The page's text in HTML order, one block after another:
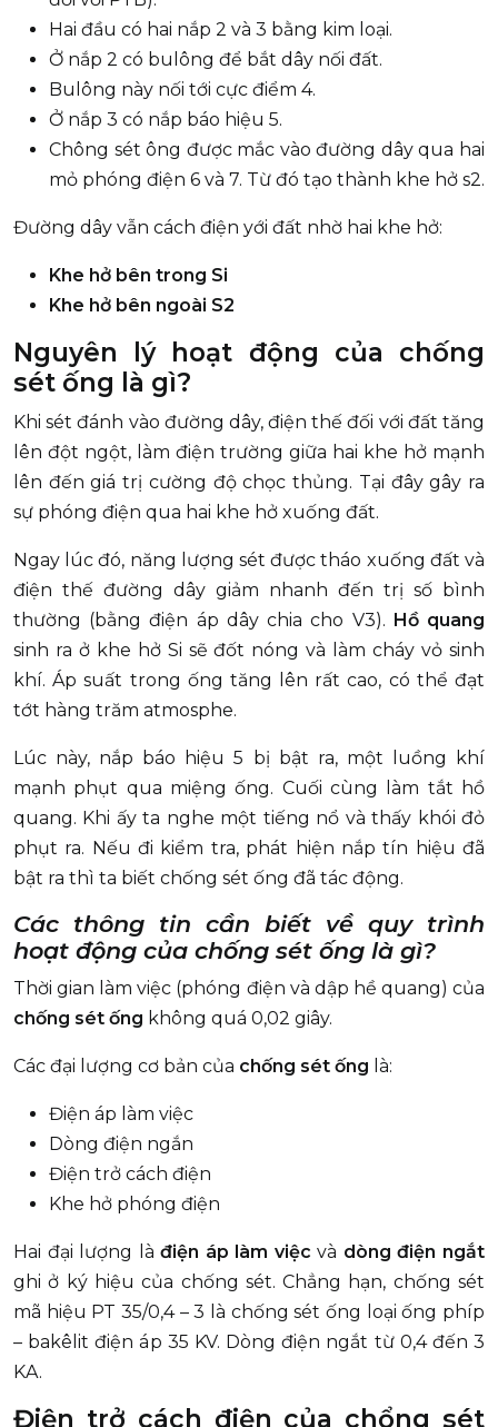
Hai đầu có hai nắp 2 và 3 bằng kim loại.
Ở nắp 2 có bulông để bắt dây nối đất.
Bulông này nối tới cực điểm 4.
Ở nắp 3 có nắp báo hiệu 5.
Chông sét ông được mắc vào đường dây qua hai
mỏ phóng điện 6 và 7. Từ đó tạo thành khe hở s2.
Đường dây vẫn cách điện yới đất nhờ hai khe hở:
Khe hở bên trong Si
Khe hở bên ngoài S2
Nguyên lý hoạt động của chống
sét ống là gì?
Khi sét đánh vào đường dây, điện thế đối với đất tăng
lên đột ngột, làm điện trường giữa hai khe hở mạnh
lên đến giá trị cường độ chọc thủng. Tại đây gây ra
sự phóng điện qua hai khe hở xuống đất.
Ngay lúc đó, năng lượng sét được tháo xuống đất và
điện thế đường dây giảm nhanh đến trị số bình
thường (bằng điện áp dây chia cho V3). Hồ quang
sinh ra ở khe hở Si sẽ đốt nóng và làm cháy vỏ sinh
khí. Áp suất trong ống tăng lên rất cao, có thể đạt
tớt hàng trăm atmosphe.
Lúc này, nắp báo hiệu 5 bị bật ra, một luồng khí
mạnh phụt qua miệng ống. Cuối cùng làm tắt hồ
quang. Khi ấy ta nghe một tiếng nổ và thấy khói đỏ
phụt ra. Nếu đi kiểm tra, phát hiện nắp tín hiệu đã
bật ra thì ta biết chống sét ống đã tác động.
Các thông tin cần biết về quy trình
hoạt động của chống sét ống là gì?
Thời gian làm việc (phóng điện và dập hề quang) của
chống sét ống không quá 0,02 giây.
Các đại lượng cơ bản của chống sét ống là:
Điện áp làm việc
Dòng điện ngắn
Điện trở cách điện
Khe hở phóng điện
Hai đại lượng làđiện áp làm việc và dòng điện ngắt
ghi ở ký hiệu của chống sét. Chẳng hạn, chống sét
mã hiệu PT 35/0,4 – 3 là chống sét ống loại ống phíp
– bakêlit điện áp 35 KV. Dòng điện ngắt từ 0,4 đến 3
KA.
Điện trở cách điện của chổng sét